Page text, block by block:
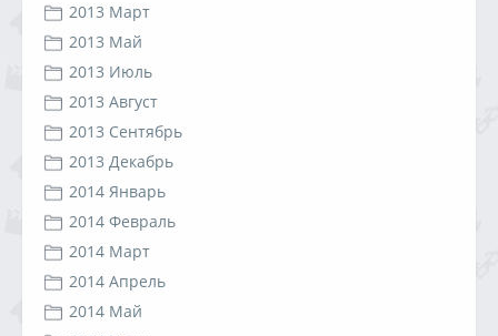
2013 Март
2013 Май
2013 Июль
2013 Август
2013 Сентябрь
2013 Декабрь
2014 Январь
2014 Февраль
2014 Март
2014 Апрель
2014 Май